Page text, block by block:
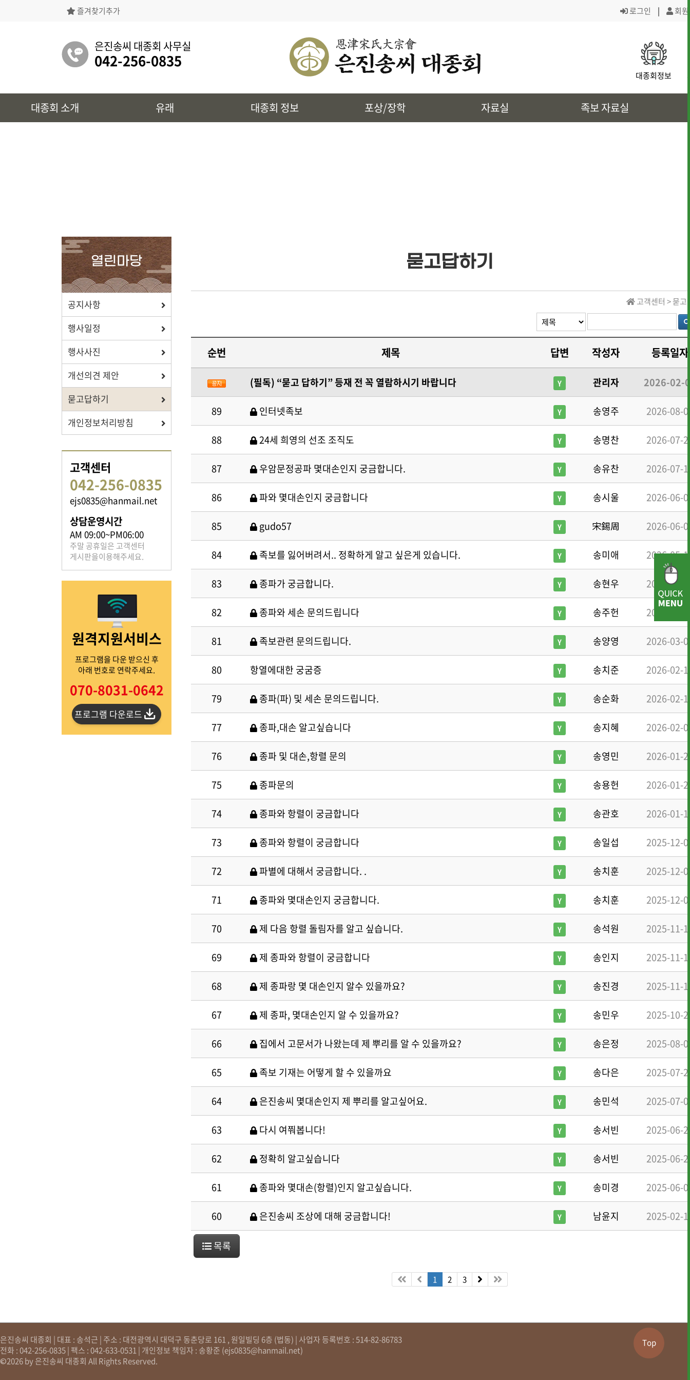
즐겨찾기추가 로그인 | 회
은진송씨 대종회 사무실
042-256-0835
대종회정보
대종회 소개 유래 대종회 정보 포상/장학 자료실 족보 자료실
· 역대회장,의
유래
시조 및 보관유리, 선대묘역을
· 송씨 근원
· 토정 집단공유허비
· 시조 및 본관유래
· 상하송촌리에 대하여
· 대전회덕 거주이유
· 삼강려 애각
· 상4대 신위
· 쌍청당과 대
포상/장학
효행 정신과 숭조돈종의 사상이
투철한 장학생을 지원합니다.
· 장학금 출연
· 역대 수상자 명단
· 역대 장학생 명단
자료실
보학, 전통상식, 도서관에서
· 은진송씨 종보
· 동영상자료실
· 보학안내
· 도서목록표
· 전통상식 · 문헌 자료실
족보 자료실
은진송씨의 족보를 확인하실 수 있습니다.
· 족보 자료실
은진송씨의 전달 사항을
· 공지사항
· 묻고답하기
· 개선의견 제
열린마당
공지사항
행사일정
행사사진
개선의견 제안
묻고답하기
개인정보처리방침
고객센터
042-256-0835
ejs0835@hanmail.net
상담운영시간
AM 09:00~PM06:00
주말 공휴일은 고객센터
게시판을이용해주세요.
원격지원서비스
프로그램을 다운 받으신 후
아래 번호로 연락주세요.
070-8031-0642
프로그램 다운로드
묻고답하기
고객센터 > 묻고
순번 제목 답변 작성자 등록일자
(필독) “묻고 답하기” 등재 전 꼭 열람하시기 바랍니다 Y 관리자 2026-02-
89 인터넷족보 Y 송영주 2026-08-
88 24세 희영의 선조 조직도 Y 송명찬 2026-07-
87 우암문정공파 몇대손인지 궁금합니다. Y 송유찬 2026-07-
86 파와 몇대손인지 궁금합니다 Y 송시울 2026-06-
85 gudo57 Y 宋錫周 2026-06-
84 족보를 잃어버려서.. 정확하게 알고 싶은게 있습니다. Y 송미애 2026-05-
83 종파가 궁금합니다. Y 송현우 2026-05-
82 종파와 세손 문의드립니다 Y 송주헌 2026-04-
81 족보관련 문의드립니다. Y 송양영 2026-03-
80 항열에대한 궁굼증 Y 송치준 2026-02-
79 종파(파) 및 세손 문의드립니다. Y 송순화 2026-02-
77 종파,대손 알고싶습니다 Y 송지혜 2026-02-
76 종파 및 대손,항렬 문의 Y 송영민 2026-01-
75 종파문의 Y 송용헌 2026-01-
74 종파와 항렬이 궁금합니다 Y 송관호 2026-01-
73 종파와 항렬이 궁금합니다 Y 송일섭 2025-12-
72 파별에 대해서 궁금합니다. . Y 송치훈 2025-12-
71 종파와 몇대손인지 궁금합니다. Y 송치훈 2025-12-
70 제 다음 항렬 돌림자를 알고 싶습니다. Y 송석원 2025-11-
69 제 종파와 항렬이 궁금합니다 Y 송인지 2025-11-
68 제 종파랑 몇 대손인지 알수 있을까요? Y 송진경 2025-11-
67 제 종파, 몇대손인지 알 수 있을까요? Y 송민우 2025-10-
66 집에서 고문서가 나왔는데 제 뿌리를 알 수 있을까요? Y 송은정 2025-08-
65 족보 기재는 어떻게 할 수 있을까요 Y 송다은 2025-07-
64 은진송씨 몇대손인지 제 뿌리를 알고싶어요. Y 송민석 2025-07-
63 다시 여쭤봅니다! Y 송서빈 2025-06-
62 정확히 알고싶습니다 Y 송서빈 2025-06-
61 종파와 몇대손(항렬)인지 알고싶습니다. Y 송미경 2025-06-
60 은진송씨 조상에 대해 궁금합니다! Y 남윤지 2025-02-
목록
1 2 3
Top
은진송씨 대종회 | 대표 : 송석근 | 주소 : 대전광역시 대덕구 동춘당로 161 , 원일빌딩 6층 (법동) | 사업자 등록번호 : 514-82-86783
전화 : 042-256-0835 | 팩스 : 042-633-0531 | 개인정보 책임자 : 송황준 (ejs0835@hanmail.net)
©2026 by 은진송씨 대종회 All Rights Reserved.